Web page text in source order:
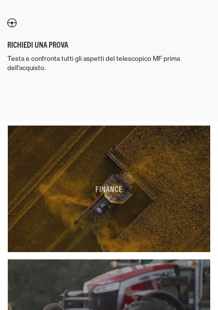
RICHIEDI UNA PROVA
Testa e confronta tutti gli aspetti del telescopico MF prima
dell’acquisto.
FINANCE